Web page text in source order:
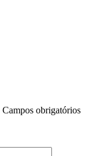
Campos obrigatórios